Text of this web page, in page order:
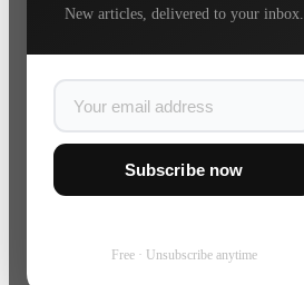
New articles, delivered to your inbox.
Subscribe now
Free · Unsubscribe anytime